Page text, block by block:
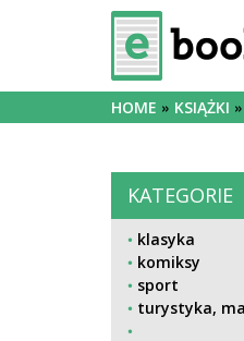
HOME KSIĄŻKI
KATEGORIE
klasyka
komiksy
sport
turystyka,